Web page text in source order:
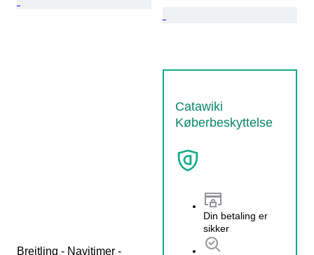
Breitling - Navitimer -
Catawiki
Køberbeskyttelse
Din betaling er
sikker